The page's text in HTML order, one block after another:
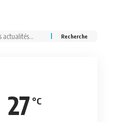
27 °C